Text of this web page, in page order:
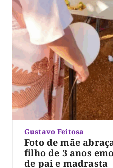
Gustavo Feitosa
Foto de mãe
filho de 3 anos
de pai e madrasta